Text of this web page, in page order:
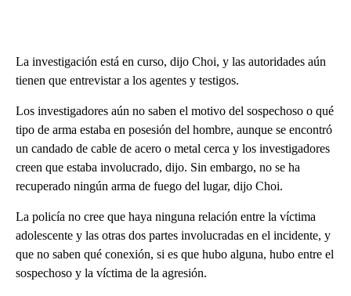
La investigación está en curso, dijo Choi, y las autoridades aún
tienen que entrevistar a los agentes y testigos.
Los investigadores aún no saben el motivo del sospechoso o qué
tipo de arma estaba en posesión del hombre, aunque se encontró
un candado de cable de acero o metal cerca y los investigadores
creen que estaba involucrado, dijo. Sin embargo, no se ha
recuperado ningún arma de fuego del lugar, dijo Choi.
La policía no cree que haya ninguna relación entre la víctima
adolescente y las otras dos partes involucradas en el incidente, y
que no saben qué conexión, si es que hubo alguna, hubo entre el
sospechoso y la víctima de la agresión.